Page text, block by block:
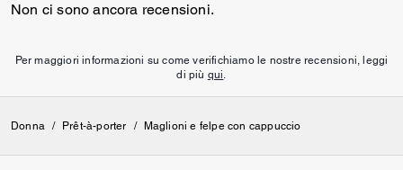
amiamo Rexy!)
Non ci sono ancora recensioni.
Per maggiori informazioni su come verifichiamo le nostre recensioni, leggi
di più qui.
Donna / Prêt-à-porter / Maglioni e felpe con cappuccio